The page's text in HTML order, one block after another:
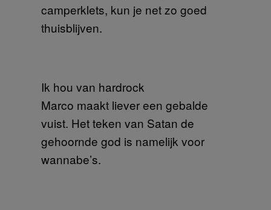
camperklets, kun je net zo goed
thuisblijven.
Ik hou van hardrock
Marco maakt liever een gebalde
vuist. Het teken van Satan de
gehoornde god is namelijk voor
wannabe’s.